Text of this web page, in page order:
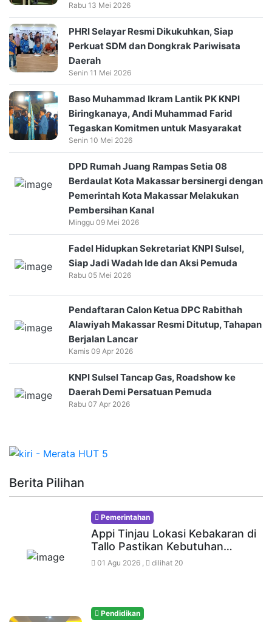
Rabu 13 Mei 2026
PHRI Selayar Resmi Dikukuhkan, Siap
Perkuat SDM dan Dongkrak Pariwisata
Daerah
Senin 11 Mei 2026
Baso Muhammad Ikram Lantik PK KNPI
Biringkanaya, Andi Muhammad Farid
Tegaskan Komitmen untuk Masyarakat
Senin 10 Mei 2026
DPD Rumah Juang Rampas Setia 08
Berdaulat Kota Makassar bersinergi dengan
Pemerintah Kota Makassar Melakukan
Pembersihan Kanal
Minggu 09 Mei 2026
Fadel Hidupkan Sekretariat KNPI Sulsel,
Siap Jadi Wadah Ide dan Aksi Pemuda
Rabu 05 Mei 2026
Pendaftaran Calon Ketua DPC Rabithah
Alawiyah Makassar Resmi Ditutup, Tahapan
Berjalan Lancar
Kamis 09 Apr 2026
KNPI Sulsel Tancap Gas, Roadshow ke
Daerah Demi Persatuan Pemuda
Rabu 07 Apr 2026
Berita Pilihan
Pemerintahan
Appi Tinjau Lokasi Kebakaran di
Tallo Pastikan Kebutuhan…
01 Agu 2026 , dilihat 20
Pendidikan